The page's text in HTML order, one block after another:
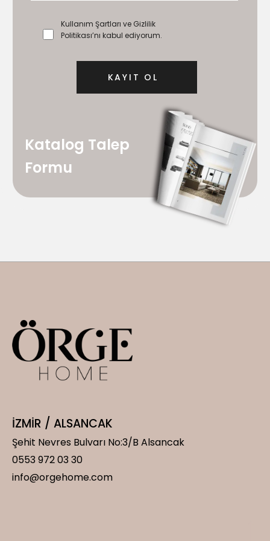
Kullanım Şartları ve Gizlilik
Politikası’nı kabul ediyorum.
Katalog Talep
Formu
İZMİR / ALSANCAK
Şehit Nevres Bulvarı No:3/B Alsancak
0553 972 03 30
info@orgehome.com